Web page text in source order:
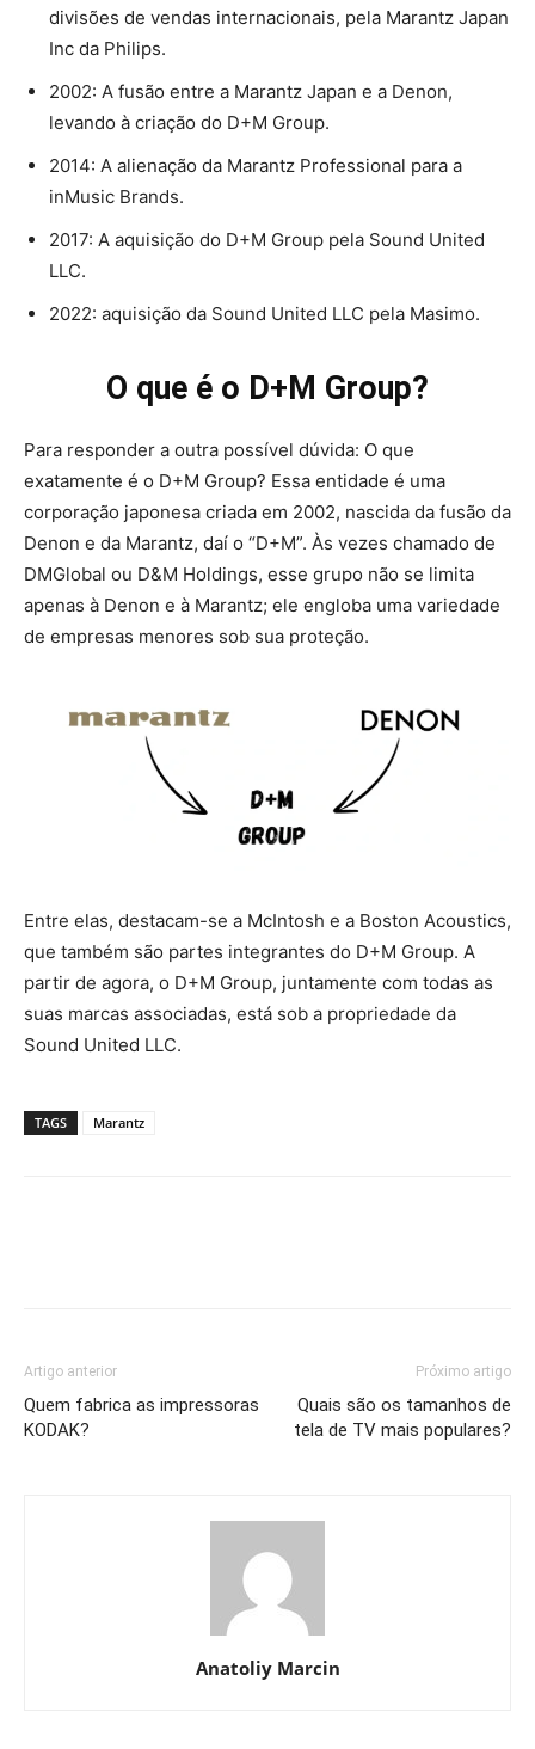
divisões de vendas internacionais, pela Marantz Japan
Inc da Philips.
2002: A fusão entre a Marantz Japan e a Denon,
levando à criação do D+M Group.
2014: A alienação da Marantz Professional para a
inMusic Brands.
2017: A aquisição do D+M Group pela Sound United
LLC.
2022: aquisição da Sound United LLC pela Masimo.
O que é o D+M Group?
Para responder a outra possível dúvida: O que
exatamente é o D+M Group? Essa entidade é uma
corporação japonesa criada em 2002, nascida da fusão da
Denon e da Marantz, daí o “D+M”. Às vezes chamado de
DMGlobal ou D&M Holdings, esse grupo não se limita
apenas à Denon e à Marantz; ele engloba uma variedade
de empresas menores sob sua proteção.
Entre elas, destacam-se a McIntosh e a Boston Acoustics,
que também são partes integrantes do D+M Group. A
partir de agora, o D+M Group, juntamente com todas as
suas marcas associadas, está sob a propriedade da
Sound United LLC.
TAGS Marantz
Artigo anterior
Quem fabrica as impressoras
KODAK?
Próximo artigo
Quais são os tamanhos de
tela de TV mais populares?
Anatoliy Marcin